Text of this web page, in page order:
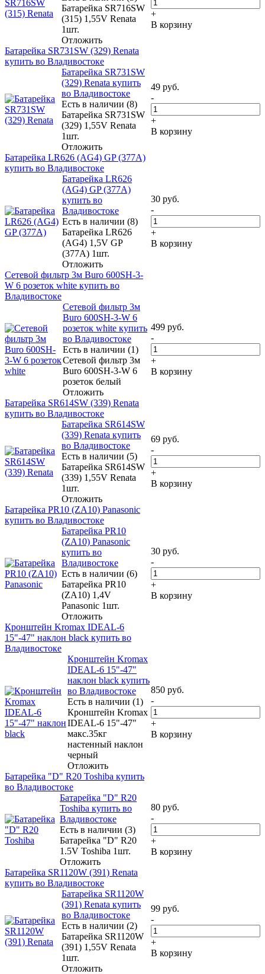
Батарейка SR716SW
(315) 1,55V Renata
1шт.
Отложить
+
В корзину
Батарейка SR731SW (329) Renata
купить во Владивостоке
Батарейка SR731SW
(329) Renata купить
во Владивостоке
Есть в наличии (8)
Батарейка SR731SW
(329) 1,55V Renata
1шт.
Отложить
49 руб.
-
+
В корзину
Батарейка LR626 (AG4) GP (377A)
купить во Владивостоке
Батарейка LR626
(AG4) GP (377A)
купить во
Владивостоке
Есть в наличии (8)
Батарейка LR626
(AG4) 1,5V GP
(377A) 1шт.
Отложить
30 руб.
-
+
В корзину
Сетевой фильтр 3м Buro 600SH-3-
W 6 розеток white купить во
Владивостоке
Сетевой фильтр 3м
Buro 600SH-3-W 6
розеток white купить
во Владивостоке
Есть в наличии (1)
Сетевой фильтр 3м
Buro 600SH-3-W 6
розеток белый
Отложить
499 руб.
-
+
В корзину
Батарейка SR614SW (339) Renata
купить во Владивостоке
Батарейка SR614SW
(339) Renata купить
во Владивостоке
Есть в наличии (5)
Батарейка SR614SW
(339) 1,55V Renata
1шт.
Отложить
69 руб.
-
+
В корзину
Батарейка PR10 (ZA10) Panasonic
купить во Владивостоке
Батарейка PR10
(ZA10) Panasonic
купить во
Владивостоке
Есть в наличии (6)
Батарейка PR10
(ZA10) 1,4V
Panasonic 1шт.
Отложить
30 руб.
-
+
В корзину
Кронштейн Kromax IDEAL-6
15"-47" наклон black купить во
Владивостоке
Кронштейн Kromax
IDEAL-6 15"-47"
наклон black купить
во Владивостоке
Есть в наличии (1)
Кронштейн Kromax
IDEAL-6 15"-47"
макс.35кг
настенный наклон
черный
Отложить
850 руб.
-
+
В корзину
Батарейка "D" R20 Toshiba купить
во Владивостоке
Батарейка "D" R20
Toshiba купить во
Владивостоке
Есть в наличии (3)
Батарейка "D" R20
1.5V Toshiba 1шт.
Отложить
80 руб.
-
+
В корзину
Батарейка SR1120W (391) Renata
купить во Владивостоке
Батарейка SR1120W
(391) Renata купить
во Владивостоке
Есть в наличии (2)
Батарейка SR1120W
(391) 1,55V Renata
1шт.
Отложить
99 руб.
-
+
В корзину